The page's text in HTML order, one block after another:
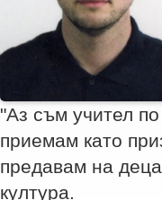
"Аз съм учител
приемам като
предавам на
култура.